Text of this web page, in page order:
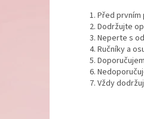
Před
Dodržujte
Neperte s
Ručníky a
Vždy